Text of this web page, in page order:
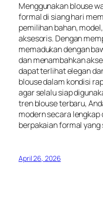
Menggunakan blouse
formal di siang hari
pemilihan bahan,
aksesoris. Dengan
memadukan dengan
dan menambahkan
dapat terlihat elegan
blouse dalam kondisi
agar selalu siap
tren blouse terbaru,
modern secara lengkap
berpakaian formal yang
April 26, 2026